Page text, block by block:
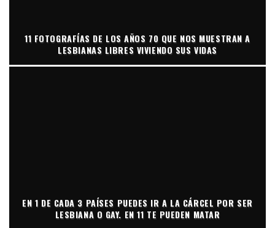
11 FOTOGRAFÍAS DE LOS AÑOS 70 QUE NOS MUESTRAN A
LESBIANAS LIBRES VIVIENDO SUS VIDAS
EN 1 DE CADA 3 PAÍSES PUEDES IR A LA CÁRCEL POR SER
LESBIANA O GAY. EN 11 TE PUEDEN MATAR